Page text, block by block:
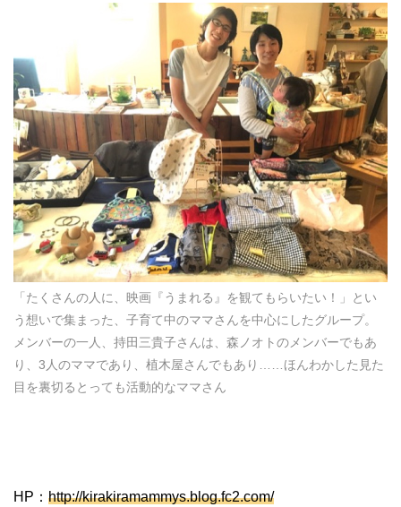
「たくさんの人に、映画『うまれる』を観てもらいたい！」とい
う想いで集まった、子育て中のママさんを中心にしたグループ。
メンバーの一人、持田三貴子さんは、森ノオトのメンバーでもあ
り、3人のママであり、植木屋さんでもあり……ほんわかした見た
目を裏切るとっても活動的なママさん
HP： http://kirakiramammys.blog.fc2.com/